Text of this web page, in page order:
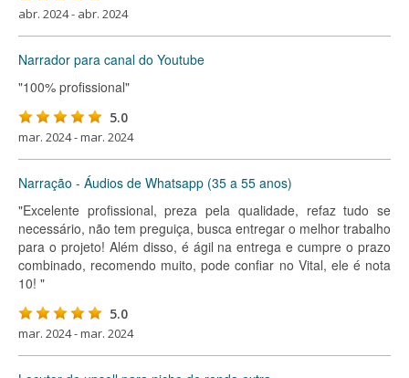
abr. 2024 - abr. 2024
Narrador para canal do Youtube
"100% profissional"
5.0
mar. 2024 - mar. 2024
Narração - Áudios de Whatsapp (35 a 55 anos)
"Excelente profissional, preza pela qualidade, refaz tudo se
necessário, não tem preguiça, busca entregar o melhor trabalho
para o projeto! Além disso, é ágil na entrega e cumpre o prazo
combinado, recomendo muito, pode confiar no Vital, ele é nota
10! "
5.0
mar. 2024 - mar. 2024